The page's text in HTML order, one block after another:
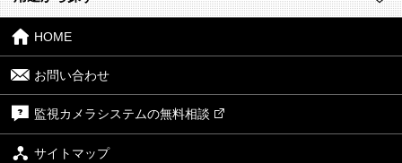
HOME
お問い合わせ
監視カメラシステムの無料相談
サイトマップ